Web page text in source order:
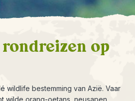
op
wildlife bestemming van Azië. Vaar
wilde orang-oetans, neusapen,